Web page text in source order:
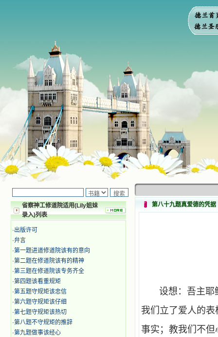
省察神工修道院适用(Lily姐妹
录入)列表
·出版许可
·弁言
·第一题进道修道院该有的意向
·第二题在修道院该有的精神
·第三题在修道院该专务齐全
·第四题该看重规矩
·第五题守规矩该忠信
·第六题守规矩该仔细
·第七题守规矩该热切
·第八题不守规矩的推辞
·第九题做事该经心
第八十九题真爱德的凭据
设想：吾主耶
我们立了爱人的
事实；教我们不